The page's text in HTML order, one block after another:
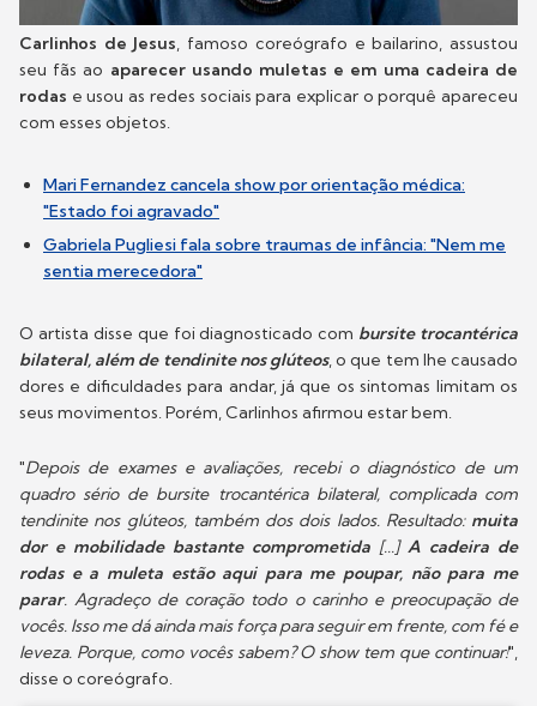
Carlinhos de Jesus, famoso coreógrafo e bailarino, assustou
seu fãs ao aparecer usando muletas e em uma cadeira de
rodas e usou as redes sociais para explicar o porquê apareceu
com esses objetos.
Mari Fernandez cancela show por orientação médica:
"Estado foi agravado"
Gabriela Pugliesi fala sobre traumas de infância: "Nem me
sentia merecedora"
O artista disse que foi diagnosticado com bursite trocantérica
bilateral, além de tendinite nos glúteos, o que tem lhe causado
dores e dificuldades para andar, já que os sintomas limitam os
seus movimentos. Porém, Carlinhos afirmou estar bem.
"Depois de exames e avaliações, recebi o diagnóstico de um
quadro sério de bursite trocantérica bilateral, complicada com
tendinite nos glúteos, também dos dois lados. Resultado: muita
dor e mobilidade bastante comprometida [...] A cadeira de
rodas e a muleta estão aqui para me poupar, não para me
parar. Agradeço de coração todo o carinho e preocupação de
vocês. Isso me dá ainda mais força para seguir em frente, com fé e
leveza. Porque, como vocês sabem? O show tem que continuar!",
disse o coreógrafo.